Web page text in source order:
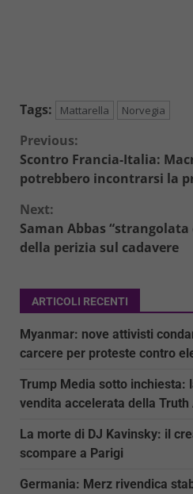
Tags: Mattarella Norvegia
Continue
Reading
Previous:
Scontro Francia-Italia:
potrebbero incontrarsi la
Next:
Saman Abbas
della perizia sul cadavere
ARTICOLI RECENTI
Myanmar: nove attivisti
carcere per proteste contro
Trump Media sotto inchiesta:
vendita accelerata della Truth
La morte di DJ Kavinsky: il
scompare a Parigi
Germania: Merz rivendica